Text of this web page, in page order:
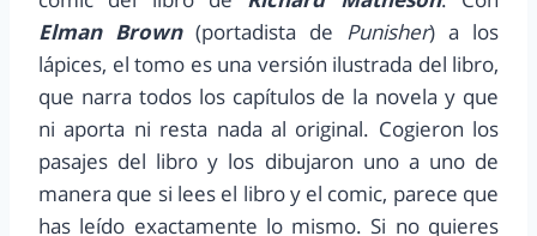
Elman Brown(portadista de Punisher) a los
lápices, el tomo es una versión ilustrada del libro,
que narra todos los capítulos de la novela y que
ni aporta ni resta nada al original. Cogieron los
pasajes del libro y los dibujaron uno a uno de
manera que si lees el libro y el comic, parece que
has leído exactamente lo mismo. Si no quieres